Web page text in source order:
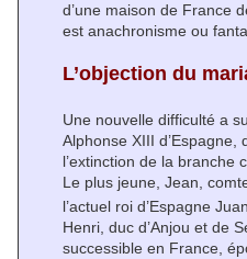
d’une maison de France
est anachronisme ou
L’objection du
Une nouvelle difficulté a
Alphonse XIII d’Espagne,
l’extinction de la branche
Le plus jeune, Jean,
l’actuel roi d’Espagne
Henri, duc d’Anjou et de
successible en France,